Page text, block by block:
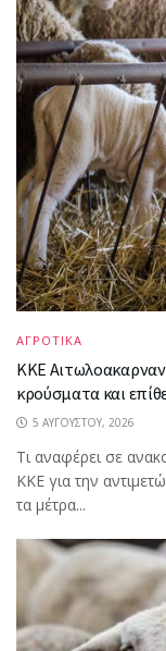
ΑΓΡΟΤΙΚΑ
ΚΚΕ
κρούσματα και
5 ΑΥΓΟΎΣΤΟΥ, 2026
Τι αναφέρει σε
ΚΚΕ για την
τα μέτρα...